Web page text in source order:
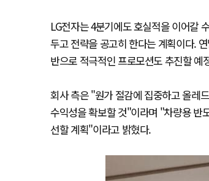
LG전자는 4분기에도 호실적을 이어갈
두고 전략을 공고히 한다는 계획이다.
반으로 적극적인 프로모션도 추진할 예
회사 측은 "원가 절감에 집중하고 올레
수익성을 확보할 것"이라며 "차량용 반
선할 계획"이라고 밝혔다.